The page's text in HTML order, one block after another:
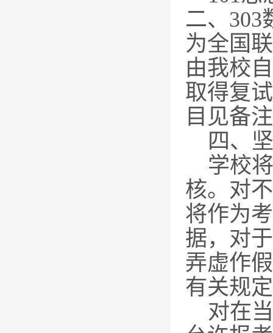
二、 303
为全国
由我校
取得复
目见备
四、
学校
核。对
将作为
据，对
弄虚作
有关规
对在